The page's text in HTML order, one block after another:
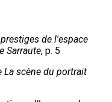
de l'espace
Sarraute, p. 5
La scène du portrait